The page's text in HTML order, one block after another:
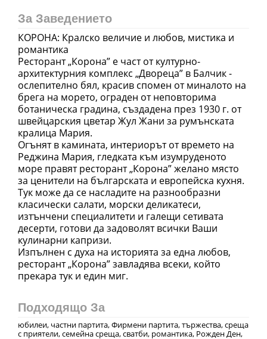
За Заведението
КОРОНА: Кралско величие и любов, мистика и
романтика
Ресторант „Корона” е част от културно-
архитектурния комплекс „Двореца” в Балчик -
ослепително бял, красив спомен от миналото на
брега на морето, ограден от неповторима
ботаническа градина, създадена през 1930 г. от
швейцарския цветар Жул Жани за румънската
кралица Мария.
Огънят в камината, интериорът от времето на
Реджина Мария, гледката към изумруденото
море правят ресторант „Корона” желано място
за ценители на българската и европейска кухня.
Тук може да се насладите на разнообразни
класически салати, морски деликатеси,
изтънчени специалитети и галещи сетивата
десерти, готови да задоволят всички Ваши
кулинарни капризи.
Изпълнен с духа на историята за една любов,
ресторант „Корона” завладява всеки, който
прекара тук и един миг.
Подходящо За
юбилеи, частни партита, Фирмени партита, тържества, среща
с приятели, семейна среща, сватби, романтика, Рожден Ден,